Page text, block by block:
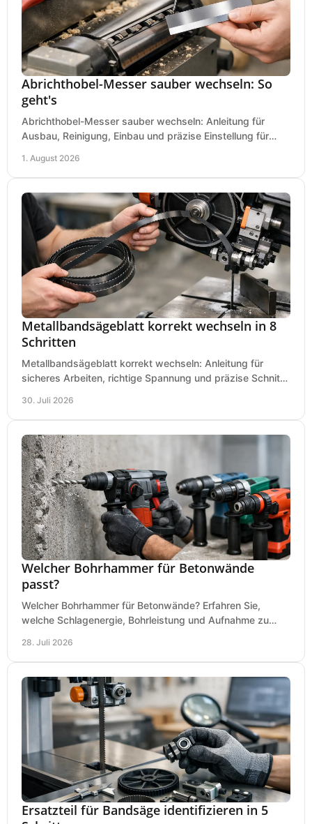
Abrichthobel-Messer sauber wechseln: So
geht's
Abrichthobel-Messer sauber wechseln: Anleitung für
Ausbau, Reinigung, Einbau und präzise Einstellung für
1. August 2026
Metallbandsägeblatt korrekt wechseln in 8
Schritten
Metallbandsägeblatt korrekt wechseln: Anleitung für
sicheres Arbeiten, richtige Spannung und präzise Schnitte
30. Juli 2026
Welcher Bohrhammer für Betonwände
passt?
Welcher Bohrhammer für Betonwände? Erfahren Sie,
welche Schlagenergie, Bohrleistung und Aufnahme zu
28. Juli 2026
Ersatzteil für Bandsäge identifizieren in 5